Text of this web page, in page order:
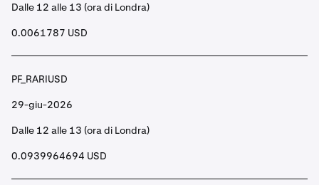
Dalle 12 alle 13 (ora di Londra)
0.0061787 USD
PF_RARIUSD
29-giu-2026
Dalle 12 alle 13 (ora di Londra)
0.0939964694 USD